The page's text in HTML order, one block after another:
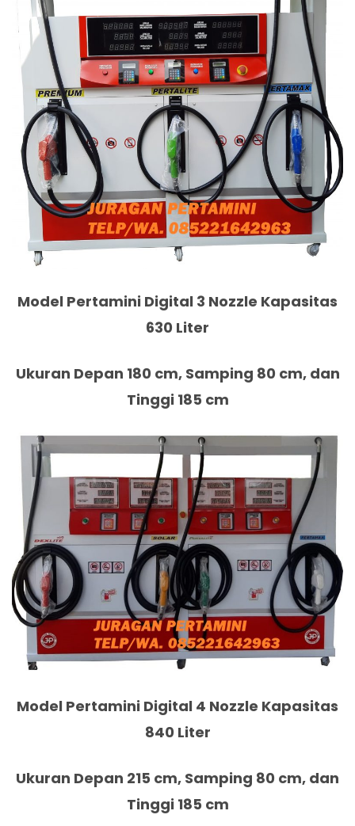
Model Pertamini Digital 3 Nozzle Kapasitas
630 Liter
Ukuran Depan 180 cm, Samping 80 cm, dan
Tinggi 185 cm
Model Pertamini Digital 4 Nozzle Kapasitas
840 Liter
Ukuran Depan 215 cm, Samping 80 cm, dan
Tinggi 185 cm